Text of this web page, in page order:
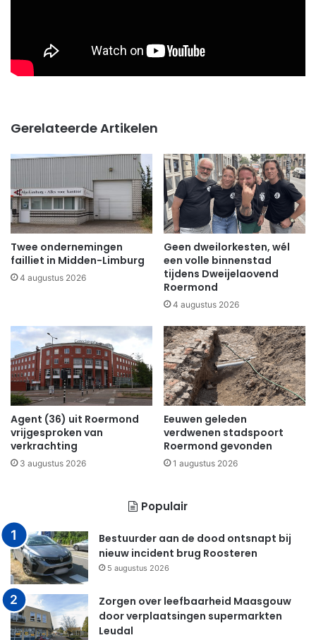
Gerelateerde Artikelen
Twee ondernemingen
failliet in Midden-Limburg
4 augustus 2026
Geen dweilorkesten, wél
een volle binnenstad
tijdens Dweijelaovend
Roermond
4 augustus 2026
Agent (36) uit Roermond
vrijgesproken van
verkrachting
3 augustus 2026
Eeuwen geleden
verdwenen stadspoort
Roermond gevonden
1 augustus 2026
Populair
Bestuurder aan de dood ontsnapt bij
nieuw incident brug Roosteren
5 augustus 2026
Zorgen over leefbaarheid Maasgouw
door verplaatsingen supermarkten
Leudal